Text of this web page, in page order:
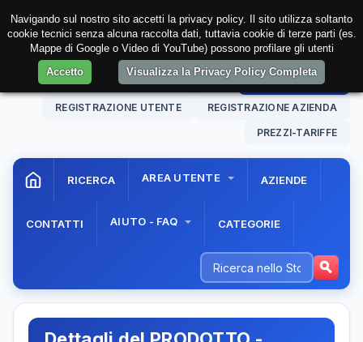
09 Aug. 202608:04:20 AREA RISERVATA
REGISTRAZIONE UTENTE REGISTRAZIONE AZIENDA
PREZZI-TARIFFE
RICERCA AREA UTENTE AZIENDE
CONTATTI AIUTO - FAQ CATEGORIE
Navigando sul nostro sito accetti la privacy policy. Il sito utilizza soltanto
cookie tecnici senza alcuna raccolta dati, tuttavia cookie di terze parti (es.
Mappe di Google o Video di YouTube) possono profilare gli utenti
Accetto
Visualizza la Privacy Policy Completa